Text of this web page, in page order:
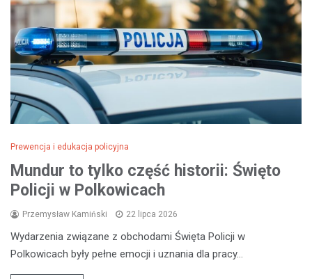
Prewencja i edukacja policyjna
Mundur to tylko część historii: Święto
Policji w Polkowicach
Przemysław Kamiński 22 lipca 2026
Wydarzenia związane z obchodami Święta Policji w
Polkowicach były pełne emocji i uznania dla pracy…